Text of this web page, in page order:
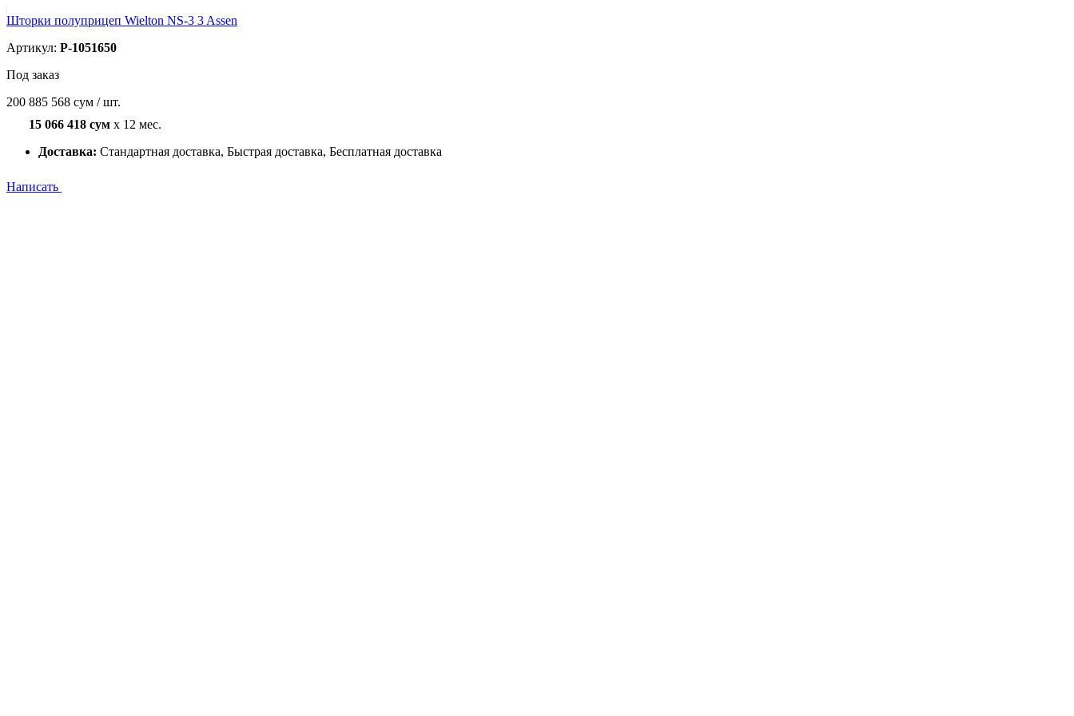
Шторки полуприцеп Wielton NS-3 3 Assen
Артикул: P-1051650
Под заказ
200 885 568 сум / шт.
15 066 418 сум x 12 мес.
Доставка: Стандартная доставка, Быстрая доставка, Бесплатная доставка
Написать